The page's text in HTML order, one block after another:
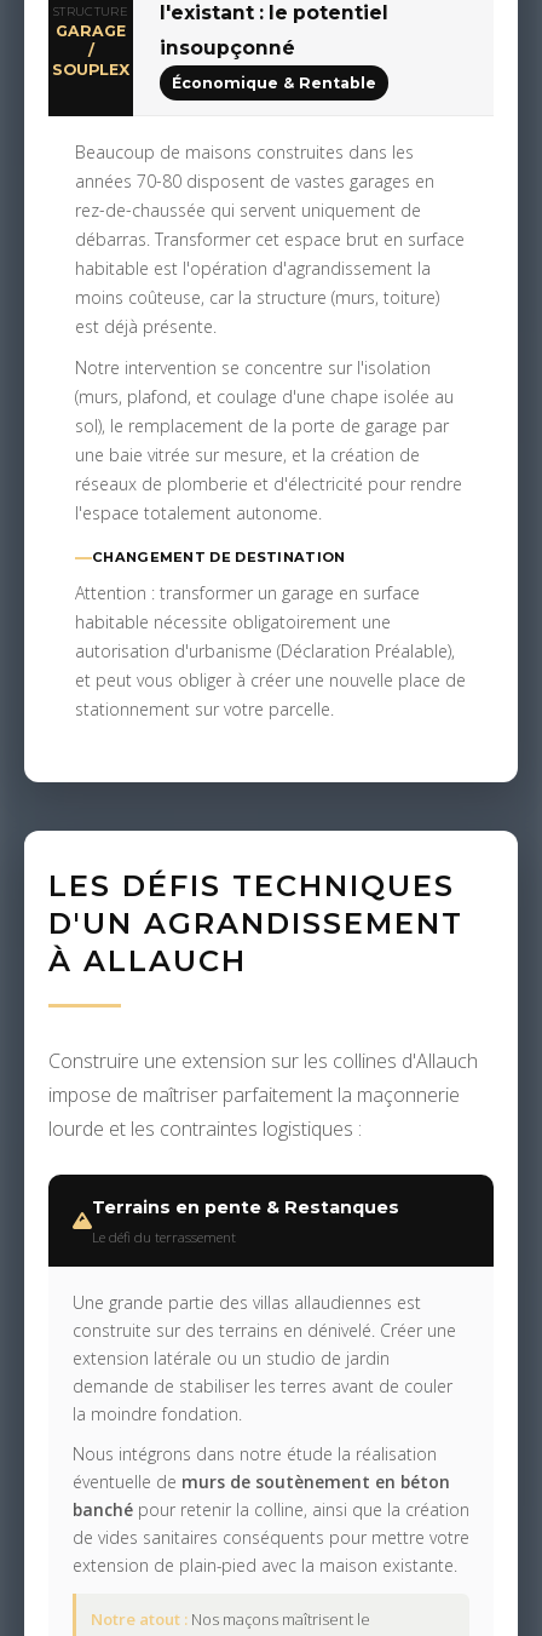
STRUCTURE
GARAGE
/
SOUPLEX
l'existant : le potentiel
insoupçonné
Économique & Rentable
Beaucoup de maisons construites dans les
années 70-80 disposent de vastes garages en
rez-de-chaussée qui servent uniquement de
débarras. Transformer cet espace brut en surface
habitable est l'opération d'agrandissement la
moins coûteuse, car la structure (murs, toiture)
est déjà présente.
Notre intervention se concentre sur l'isolation
(murs, plafond, et coulage d'une chape isolée au
sol), le remplacement de la porte de garage par
une baie vitrée sur mesure, et la création de
réseaux de plomberie et d'électricité pour rendre
l'espace totalement autonome.
CHANGEMENT DE DESTINATION
Attention : transformer un garage en surface
habitable nécessite obligatoirement une
autorisation d'urbanisme (Déclaration Préalable),
et peut vous obliger à créer une nouvelle place de
stationnement sur votre parcelle.
LES DÉFIS TECHNIQUES
D'UN AGRANDISSEMENT
À ALLAUCH
Construire une extension sur les collines d'Allauch
impose de maîtriser parfaitement la maçonnerie
lourde et les contraintes logistiques :
Terrains en pente & Restanques
Le défi du terrassement
Une grande partie des villas allaudiennes est
construite sur des terrains en dénivelé. Créer une
extension latérale ou un studio de jardin
demande de stabiliser les terres avant de couler
la moindre fondation.
Nous intégrons dans notre étude la réalisation
éventuelle de murs de soutènement en béton
banché pour retenir la colline, ainsi que la création
de vides sanitaires conséquents pour mettre votre
extension de plain-pied avec la maison existante.
Notre atout : Nos maçons maîtrisent le